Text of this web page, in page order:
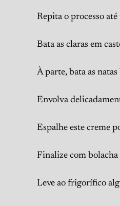
Repita o processo
Bata as claras em
À parte, bata as
Envolva
Espalhe este creme
Finalize com
Leve ao frigorífico